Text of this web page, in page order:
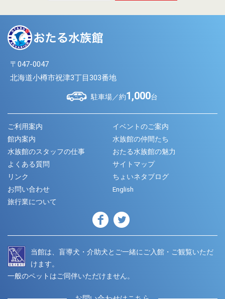
〒047-0047
北海道小樽市祝津3丁目303番地
駐車場／約1,000台
ご利用案内
イベントのご案内
館内案内
水族館の仲間たち
水族館のスタッフの仕事
おたる水族館の魅力
よくある質問
サイトマップ
リンク
ちょいネタブログ
お問い合わせ
English
旅行業について
当館は、盲導犬・介助犬とご一緒にご入館・ご観覧いただ
けます。
一般のペットはご同伴いただけません。